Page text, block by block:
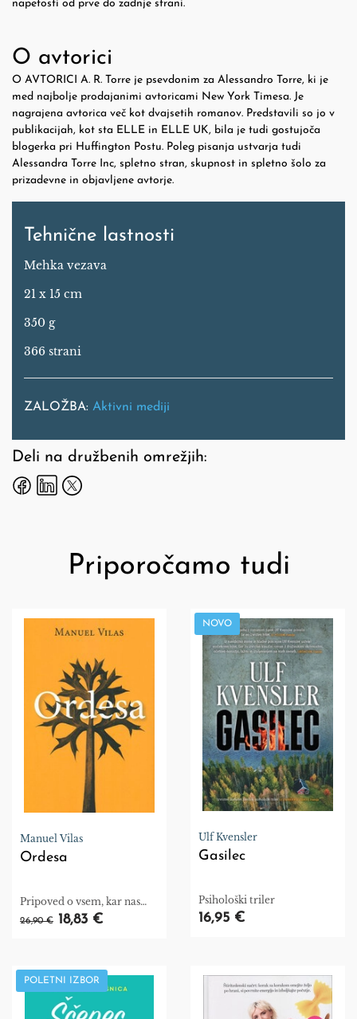
napetosti od prve do zadnje strani.
O avtorici
O AVTORICI A. R. Torre je psevdonim za Alessandro Torre, ki je
med najbolje prodajanimi avtoricami New York Timesa. Je
nagrajena avtorica več kot dvajsetih romanov. Predstavili so jo v
publikacijah, kot sta ELLE in ELLE UK, bila je tudi gostujoča
blogerka pri Huffington Postu. Poleg pisanja ustvarja tudi
Alessandra Torre Inc, spletno stran, skupnost in spletno šolo za
prizadevne in objavljene avtorje.
Tehnične lastnosti
Mehka vezava
21 x 15 cm
350 g
366 strani
ZALOŽBA: Aktivni mediji
Deli na družbenih omrežjih:
Priporočamo tudi
Manuel Vilas
Ordesa
Pripoved o vsem, kar nas
opominja, da smo ranljiva
mogoče.
26,90 € 18,83 €
NOVO
Ulf Kvensler
Gasilec
Psihološki triler
16,95 €
POLETNI IZBOR